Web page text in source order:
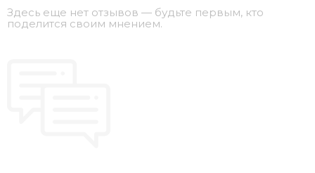
Здесь еще нет отзывов — будьте первым, кто
поделится своим мнением.